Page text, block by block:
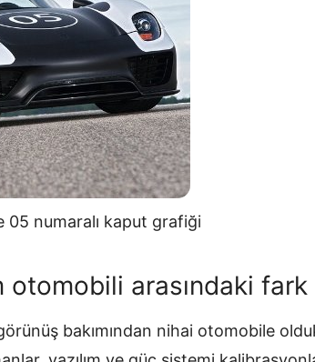
05 numaralı kaput grafiği
arasındaki fark
bakımından nihai otomobile